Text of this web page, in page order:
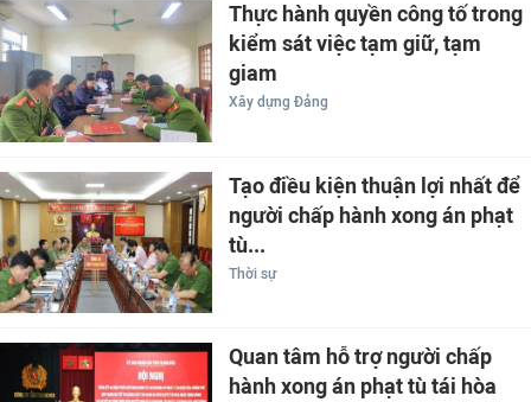
Thực hành quyền công tố trong
kiểm sát việc tạm giữ, tạm
giam
Xây dựng Đảng
Tạo điều kiện thuận lợi nhất để
người chấp hành xong án phạt
tù...
Thời sự
Quan tâm hỗ trợ người chấp
hành xong án phạt tù tái hòa